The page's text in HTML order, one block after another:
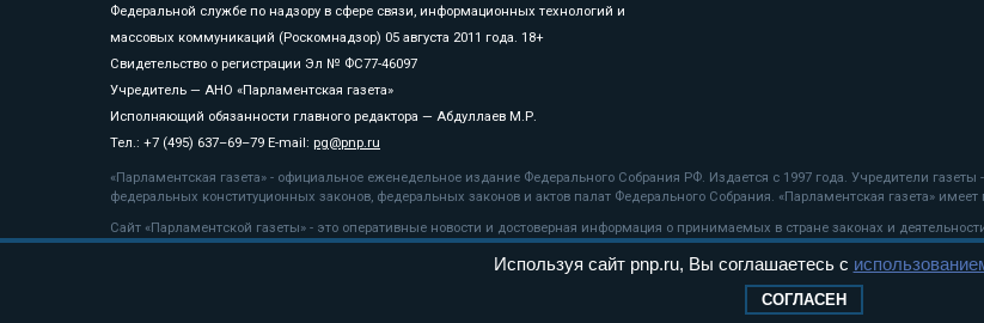
Федеральной службе по надзору в сфере связи, информационных технологий и
массовых коммуникаций (Роскомнадзор) 05 августа 2011 года. 18+
Свидетельство о регистрации Эл № ФС77-46097
Учредитель — АНО «Парламентская газета»
Исполняющий обязанности главного редактора — Абдуллаев М.Р.
Тел.: +7 (495) 637–69–79 E-mail: pg@pnp.ru
«Парламентская газета» - официальное еженедельное издание Федерального Собрания РФ. Издается с 1997 года. Учредители
федеральных конституционных законов, федеральных законов и актов палат Федерального Собрания. «Парламентская газета»
Сайт «Парламентской газеты» - это оперативные новости и достоверная информация о принимаемых в стране законах и
«Парламентской газеты» активная ссылка на pnp.ru обязательна.
рекомендательные технологии
Используя сайт pnp.ru, Вы соглашаетесь с
СОГЛАСЕН